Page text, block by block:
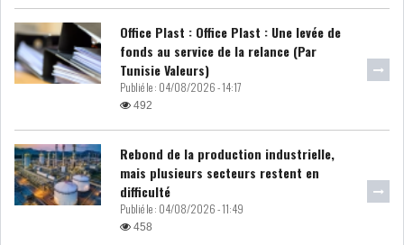
MAGHREB
ALGÉRIE
LIBYE
Office Plast : Office Plast : Une levée de
fonds au service de la relance (Par
Tunisie Valeurs)
Publié le : 04/08/2026 - 14:17
492
Rebond de la production industrielle,
mais plusieurs secteurs restent en
difficulté
Publié le : 04/08/2026 - 11:49
458